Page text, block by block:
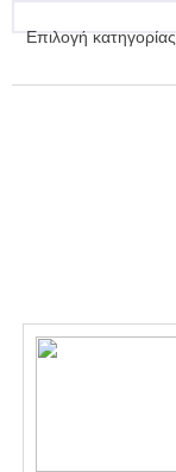
Επιλογή κατηγορίας